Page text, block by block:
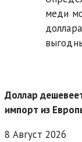
меди
Доллар
импорт из
8 Август 2026